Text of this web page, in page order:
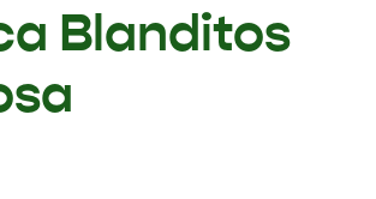
Blanditos